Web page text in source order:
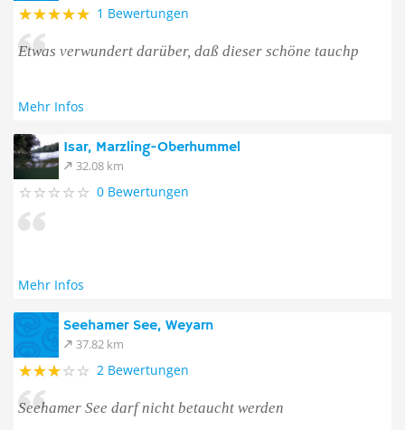
1 Bewertungen
Etwas verwundert darüber, daß dieser schöne tauchp
Mehr Infos
Isar, Marzling-Oberhummel
32.08 km
0 Bewertungen
Mehr Infos
Seehamer See, Weyarn
37.82 km
2 Bewertungen
Seehamer See darf nicht betaucht werden